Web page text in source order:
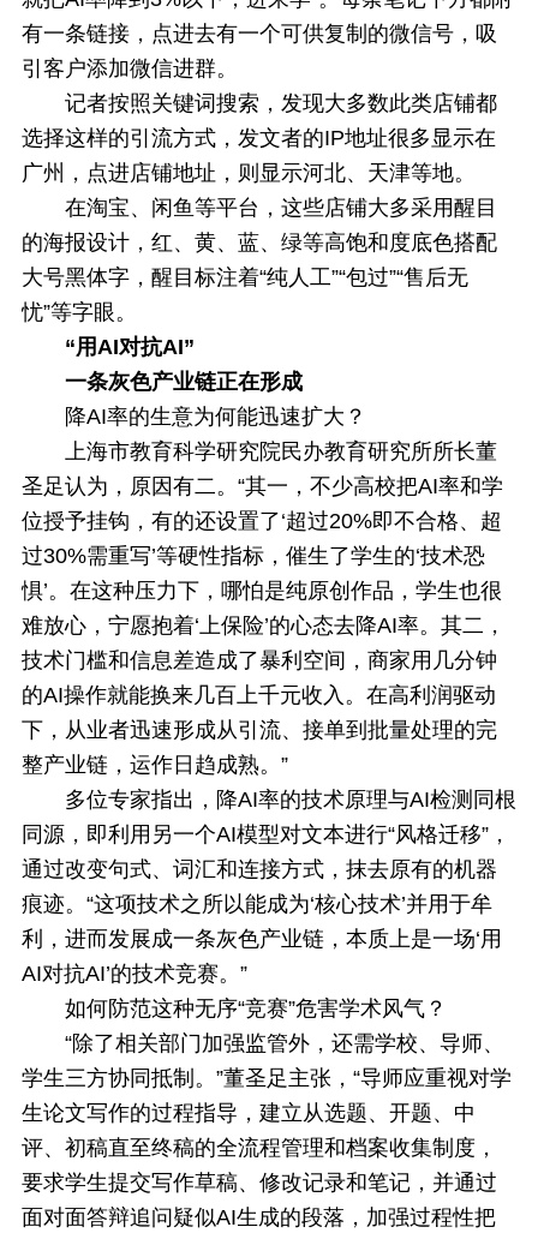
有一条链接，点进去有一个可供复制的微信号，吸
引客户添加微信进群。
记者按照关键词搜索，发现大多数此类店铺都
选择这样的引流方式，发文者的IP地址很多显示在
广州，点进店铺地址，则显示河北、天津等地。
在淘宝、闲鱼等平台，这些店铺大多采用醒目
的海报设计，红、黄、蓝、绿等高饱和度底色搭配
大号黑体字，醒目标注着“纯人工”“包过”“售后无
忧”等字眼。
“用AI对抗AI”
一条灰色产业链正在形成
降AI率的生意为何能迅速扩大？
上海市教育科学研究院民办教育研究所所长董
圣足认为，原因有二。“其一，不少高校把AI率和学
位授予挂钩，有的还设置了‘超过20%即不合格、超
过30%需重写’等硬性指标，催生了学生的‘技术恐
惧’。在这种压力下，哪怕是纯原创作品，学生也很
难放心，宁愿抱着‘上保险’的心态去降AI率。其二，
技术门槛和信息差造成了暴利空间，商家用几分钟
的AI操作就能换来几百上千元收入。在高利润驱动
下，从业者迅速形成从引流、接单到批量处理的完
整产业链，运作日趋成熟。”
多位专家指出，降AI率的技术原理与AI检测同根
同源，即利用另一个AI模型对文本进行“风格迁移”，
通过改变句式、词汇和连接方式，抹去原有的机器
痕迹。“这项技术之所以能成为‘核心技术’并用于牟
利，进而发展成一条灰色产业链，本质上是一场‘用
AI对抗AI’的技术竞赛。”
如何防范这种无序“竞赛”危害学术风气？
“除了相关部门加强监管外，还需学校、导师、
学生三方协同抵制。”董圣足主张，“导师应重视对学
生论文写作的过程指导，建立从选题、开题、中
评、初稿直至终稿的全流程管理和档案收集制度，
要求学生提交写作草稿、修改记录和笔记，并通过
面对面答辩追问疑似AI生成的段落，加强过程性把